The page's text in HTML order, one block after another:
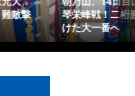
栄峰戦！二桁勝利を懸
た大一番へ